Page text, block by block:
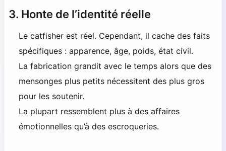
3. Honte de l’identité réelle
Le catfisher est réel. Cependant, il cache des faits
spécifiques : apparence, âge, poids, état civil.
La fabrication grandit avec le temps alors que des
mensonges plus petits nécessitent des plus gros
pour les soutenir.
La plupart ressemblent plus à des affaires
émotionnelles qu’à des escroqueries.